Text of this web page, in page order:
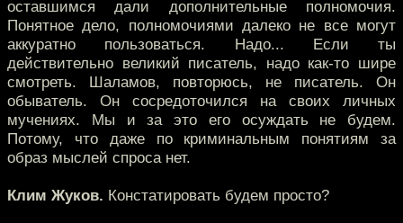
оставшимся дали дополнительные полномочия.
Понятное дело, полномочиями далеко не все могут
аккуратно пользоваться. Надо... Если ты
действительно великий писатель, надо как-то шире
смотреть. Шаламов, повторюсь, не писатель. Он
обыватель. Он сосредоточился на своих личных
мучениях. Мы и за это его осуждать не будем.
Потому, что даже по криминальным понятиям за
образ мыслей спроса нет.
Клим Жуков. Констатировать будем просто?